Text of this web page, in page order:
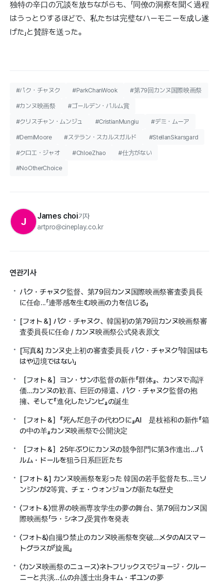
独特の辛口の冗談を放ちながらも、「同僚の洞察を聞く過程
はうっとりするほどで、私たちは完璧なハーモニーを成し遂
げた」と賛辞を送った。
#パク・チャヌク #ParkChanWook #第79回カンヌ国際映画祭
#カンヌ映画祭 #ゴールデン・パルム賞
#クリスチャン・ムンジュ #CristianMungiu #デミ・ムーア
#DemiMoore #ステラン・スカルスガルド #StellanSkarsgard
#クロエ・ジャオ #ChloeZhao #仕方がない
#NoOtherChoice
J James choi기자
artpro@cineplay.co.kr
연관기사
パク・チャヌク監督、第79回カンヌ国際映画祭審査委員長
に任命...「連帯感を生む映画の力を信じる」
[フォト＆] パク・チャヌク、韓国初の第79回カンヌ映画祭審
査委員長に任命 / カンヌ映画祭公式発表原文
[写真&] カンヌ史上初の審査委員長 パク・チャヌク「韓国はも
はや辺境ではない」
［フォト＆］ヨン・サンホ監督の新作『群体』、カンヌで高評
価…カンヌの歓喜、巨匠の帰還、パク・チャヌク監督の抱
擁、そして『進化したゾンビ』の誕生
［フォト＆］『死んだ息子の代わりに』AI 是枝裕和の新作『箱
の中の羊』カンヌ映画祭で公開決定
［フォト＆］25年ぶりにカンヌの競争部門に第3作進出…パ
ルム・ドールを狙う日系巨匠たち
[フォト＆] カンヌ映画祭を彩った 韓国の若手監督たち…ミソ
ンジンが2等賞、チェ・ウォンジョンが新たな歴史
〈フォト＆〉世界の映画専攻学生の夢の舞台、第79回カンヌ国
際映画祭「ラ・シネフ」受賞作を発表
〈フォト&〉自撮り禁止のカンヌ映画祭を突破…メタのAIスマー
トグラスが「旋風」
〈カンヌ映画祭のニュース〉ネトフリックスでジョージ・クルー
ニーと共演…仏の弁護士出身キム・ギユンの夢